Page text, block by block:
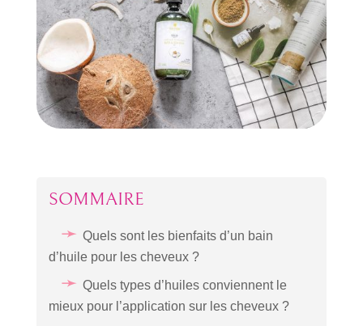
SOMMAIRE
Quels sont les bienfaits d’un bain
d’huile pour les cheveux ?
Quels types d’huiles conviennent le
mieux pour l’application sur les cheveux ?